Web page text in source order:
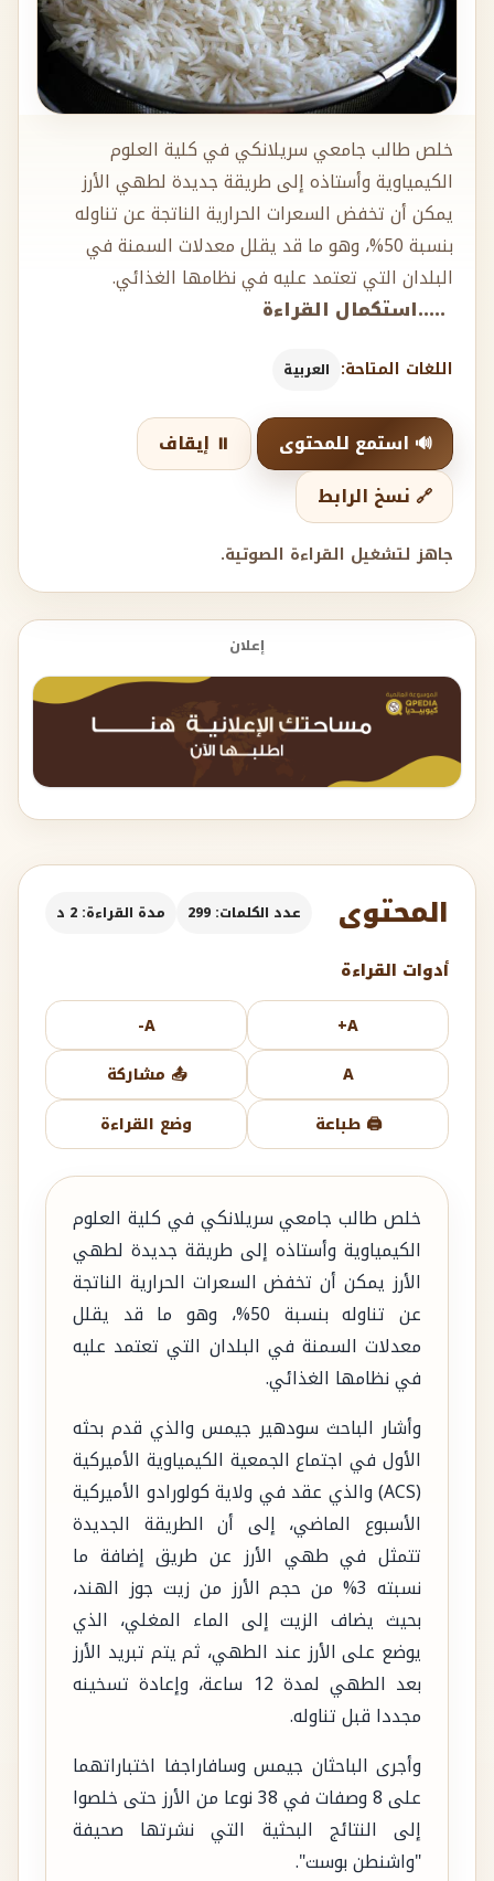
خلص طالب جامعي سريلانكي في كلية العلوم
الكيمياوية وأستاذه إلى طريقة جديدة لطهي الأرز
يمكن أن تخفض السعرات الحرارية الناتجة عن تناوله
بنسبة 50%، وهو ما قد يقلل معدلات السمنة في
البلدان التي تعتمد عليه في نظامها الغذائي.
.....استكمال القراءة
اللغات المتاحة: العربية
🔊 استمع للمحتوى
⏸️ إيقاف
🔗 نسخ الرابط
جاهز لتشغيل القراءة الصوتية.
إعلان
المحتوى عدد الكلمات: 299 مدة القراءة: 2 د
أدوات القراءة
A+
A-
A
📤 مشاركة
🖨️ طباعة
وضع القراءة
خلص طالب جامعي سريلانكي في كلية العلوم
الكيمياوية وأستاذه إلى طريقة جديدة لطهي
الأرز يمكن أن تخفض السعرات الحرارية الناتجة
عن تناوله بنسبة 50%، وهو ما قد يقلل
معدلات السمنة في البلدان التي تعتمد عليه
في نظامها الغذائي.
وأشار الباحث سودهير جيمس والذي قدم بحثه
الأول في اجتماع الجمعية الكيمياوية الأميركية
(ACS) والذي عقد في ولاية كولورادو الأميركية
الأسبوع الماضي، إلى أن الطريقة الجديدة
تتمثل في طهي الأرز عن طريق إضافة ما
نسبته 3% من حجم الأرز من زيت جوز الهند،
بحيث يضاف الزيت إلى الماء المغلي، الذي
يوضع على الأرز عند الطهي، ثم يتم تبريد الأرز
بعد الطهي لمدة 12 ساعة، وإعادة تسخينه
مجددا قبل تناوله.
وأجرى الباحثان جيمس وسافاراجفا اختباراتهما
على 8 وصفات في 38 نوعا من الأرز حتى خلصوا
إلى النتائج البحثية التي نشرتها صحيفة
"واشنطن بوست".